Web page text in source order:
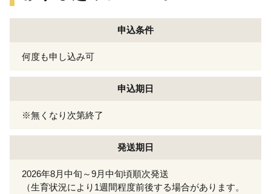
申込条件
何度も申し込み可
申込期日
※無くなり次第終了
発送期日
2026年8月中旬～9月中旬頃順次発送
（生育状況により1週間程度前後する場合があります。